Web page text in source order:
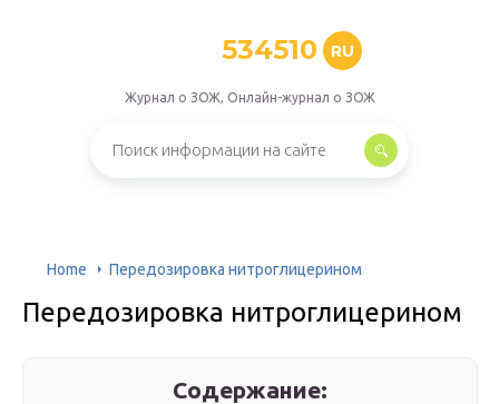
534510 RU
Журнал о ЗОЖ, Онлайн-журнал о ЗОЖ
Home Передозировка нитроглицерином
Передозировка нитроглицерином
Содержание: